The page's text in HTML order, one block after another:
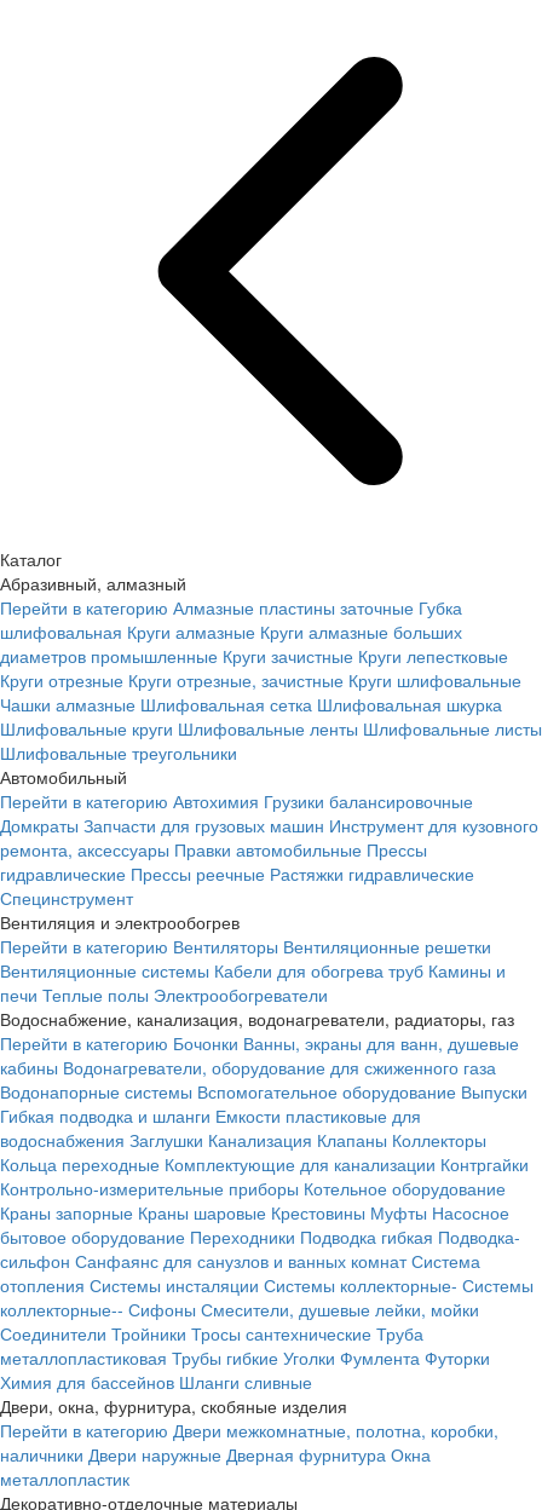
Каталог
Абразивный, алмазный
Перейти в категорию Алмазные пластины заточные Губка
шлифовальная Круги алмазные Круги алмазные больших
диаметров промышленные Круги зачистные Круги лепестковые
Круги отрезные Круги отрезные, зачистные Круги шлифовальные
Чашки алмазные Шлифовальная сетка Шлифовальная шкурка
Шлифовальные круги Шлифовальные ленты Шлифовальные листы
Шлифовальные треугольники
Автомобильный
Перейти в категорию Автохимия Грузики балансировочные
Домкраты Запчасти для грузовых машин Инструмент для кузовного
ремонта, аксессуары Правки автомобильные Прессы
гидравлические Прессы реечные Растяжки гидравлические
Специнструмент
Вентиляция и электрообогрев
Перейти в категорию Вентиляторы Вентиляционные решетки
Вентиляционные системы Кабели для обогрева труб Камины и
печи Теплые полы Электрообогреватели
Водоснабжение, канализация, водонагреватели, радиаторы, газ
Перейти в категорию Бочонки Ванны, экраны для ванн, душевые
кабины Водонагреватели, оборудование для сжиженного газа
Водонапорные системы Вспомогательное оборудование Выпуски
Гибкая подводка и шланги Емкости пластиковые для
водоснабжения Заглушки Канализация Клапаны Коллекторы
Кольца переходные Комплектующие для канализации Контргайки
Контрольно-измерительные приборы Котельное оборудование
Краны запорные Краны шаровые Крестовины Муфты Насосное
бытовое оборудование Переходники Подводка гибкая Подводка-
сильфон Санфаянс для санузлов и ванных комнат Система
отопления Системы инсталяции Системы коллекторные- Системы
коллекторные-- Сифоны Смесители, душевые лейки, мойки
Соединители Тройники Тросы сантехнические Труба
металлопластиковая Трубы гибкие Уголки Фумлента Футорки
Химия для бассейнов Шланги сливные
Двери, окна, фурнитура, скобяные изделия
Перейти в категорию Двери межкомнатные, полотна, коробки,
наличники Двери наружные Дверная фурнитура Окна
металлопластик
Декоративно-отделочные материалы